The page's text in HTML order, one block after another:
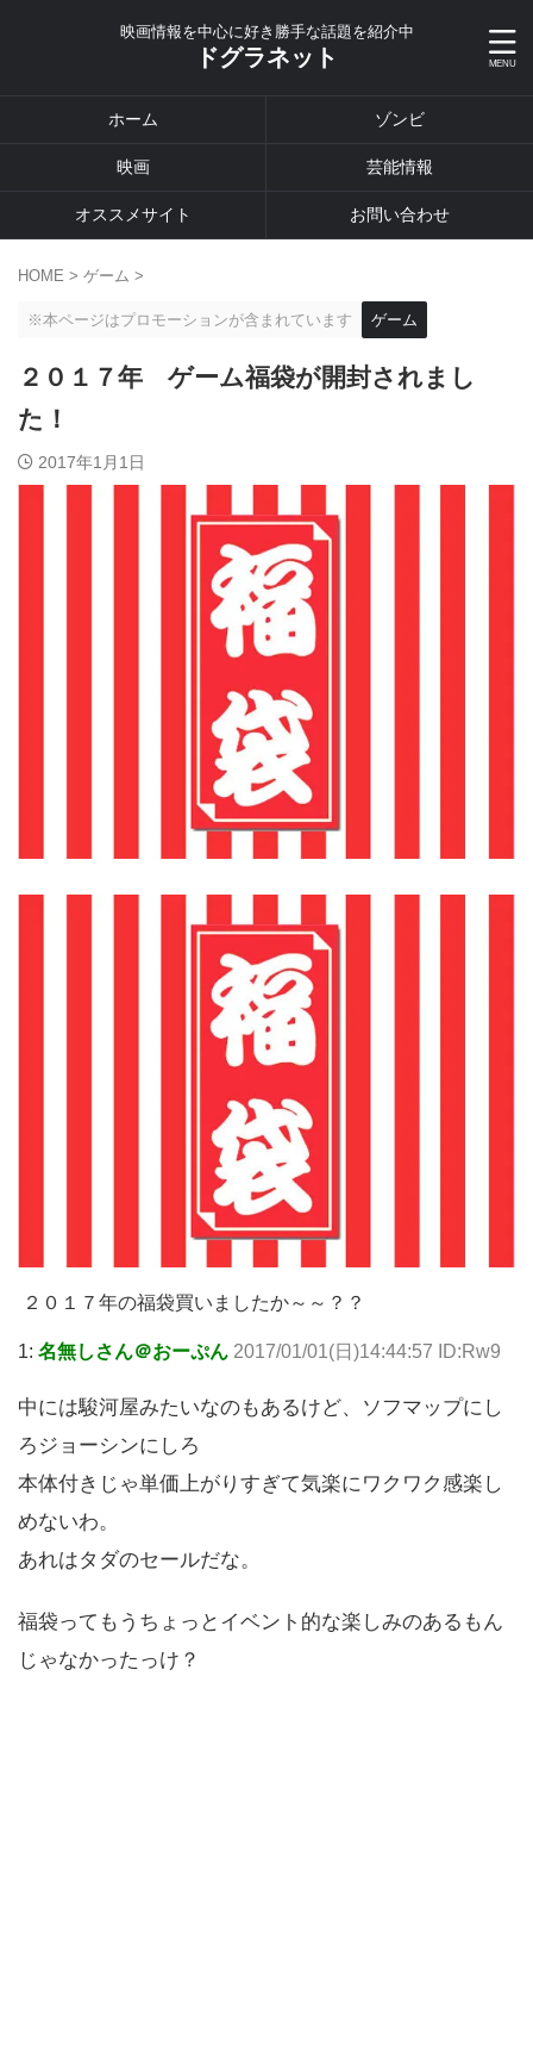
映画情報を中心に好き勝手な話題を紹介中
ドグラネット
ホーム ゾンビ
映画 芸能情報
オススメサイト お問い合わせ
HOME > ゲーム >
※本ページはプロモーションが含まれています ゲーム
２０１７年 ゲーム福袋が開封されまし
た！
2017年1月1日
２０１７年の福袋買いましたか～～？？
1: 名無しさん＠おーぷん 2017/01/01(日)14:44:57 ID:Rw9
中には駿河屋みたいなのもあるけど、ソフマップにし
ろジョーシンにしろ
本体付きじゃ単価上がりすぎて気楽にワクワク感楽し
めないわ。
あれはタダのセールだな。
福袋ってもうちょっとイベント的な楽しみのあるもん
じゃなかったっけ？